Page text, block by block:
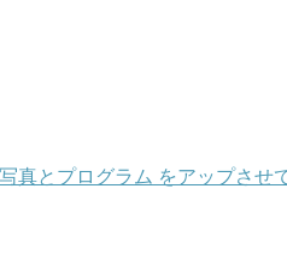
とプログラム をアップさせ